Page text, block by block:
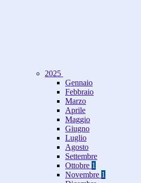
2025
Gennaio
Febbraio
Marzo
Aprile
Maggio
Giugno
Luglio
Agosto
Settembre
Ottobre 1
Novembre 1